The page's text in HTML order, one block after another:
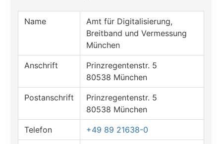
Name
Amt für Digitalisierung,
Breitband und Vermessung
München
Anschrift
Prinzregentenstr. 5
80538 München
Postanschrift
Prinzregentenstr. 5
80538 München
Telefon +49 89 21638-0